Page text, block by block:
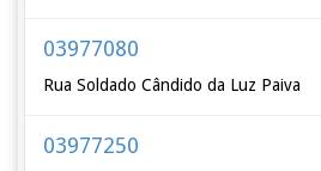
03977080
Rua Soldado Cândido da Luz Paiva
03977250